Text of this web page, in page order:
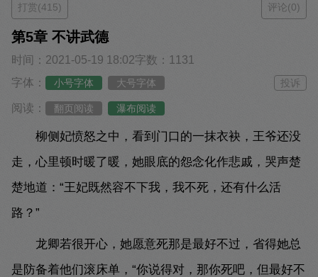
打赏(415) 评论(0)
第5章 不讲武德
时间：2021-05-19 18:02字数：1131
字体：
小号字体 大号字体 投诉
阅读： 翻页阅读 瀑布阅读
柳侧妃愤怒之中，看到门口的一抹衣袂，王爷还没
走，心里顿时暖了暖，她眼底的怨念化作悲戚，哭声楚
楚地道：“王妃既然容不下我，我不死，还有什么活
路？”
龙卿若很开心，她愿意死那是最好不过，省得她总
是防备着他们滚床单，“你说得对，那你死吧，但最好不